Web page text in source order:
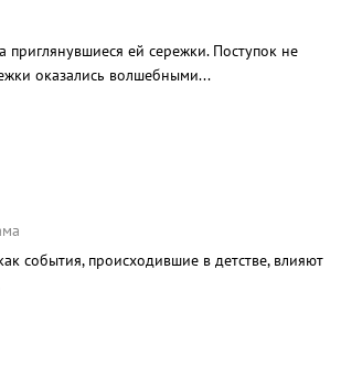
приглянувшиеся ей сережки. Поступок не
оказались волшебными...
события, происходившие в детстве, влияют